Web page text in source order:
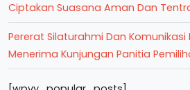
Ciptakan Suasana Aman Dan
Pererat Silaturahmi Dan Komunikasi
Menerima Kunjungan Panitia